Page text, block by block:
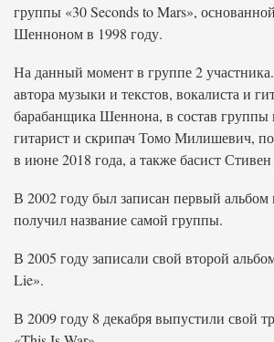
группы «30 Seconds to Mars»,
Шенноном в 1998 году.
На данный момент в группе 2
автора музыки и текстов, вокалиста и
барабанщика Шеннона, в состав группы
гитарист и скрипач Томо Милишевич,
в июне 2018 года, а также басист
В 2002 году был записан первый альбом
получил название самой группы.
В 2005 году записали свой второй
Lie».
В 2009 году 8 декабря выпустили свой